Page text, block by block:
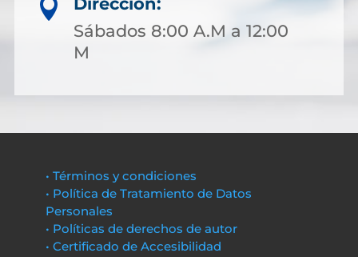

Sábados 8:00 A.M a 12:00
M
• Términos y condiciones
• Política de Tratamiento de Datos
Personales
• Políticas de derechos de autor
• Certificado de Accesibilidad